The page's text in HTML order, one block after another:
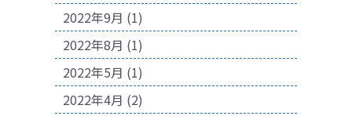
2022年9月 (1)
2022年8月 (1)
2022年5月 (1)
2022年4月 (2)